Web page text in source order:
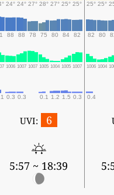
24° 24° 27° 28° 27° 25° 25° 25° 25°
88 88 78 75 80 84 82 82 80
1006 1007 1007 1005 1004 1005 1007 1006 1004
0.3 0.3 0.1 1.2 1.5 0.3 0.4
UVI: 6
5:57 ~ 18:39